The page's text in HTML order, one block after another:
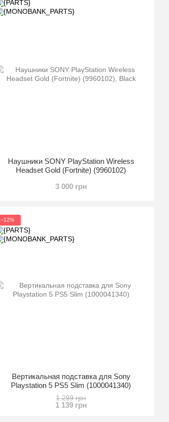
Наушники SONY PlayStation Wireless
Headset Gold (Fortnite) (9960102)
3 000 грн
−12%
Вертикальная подставка для Sony
Playstation 5 PS5 Slim (1000041340)
1 299 грн
1 139 грн